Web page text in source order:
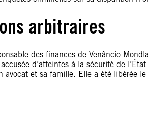
arbitraires
des finances de Venâncio
d’atteintes à la sécurité de
avocat et sa famille. Elle a été libérée